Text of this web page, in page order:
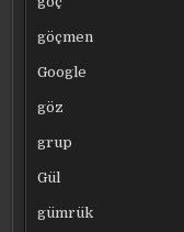
göçmen
Google
göz
grup
Gül
gümrük